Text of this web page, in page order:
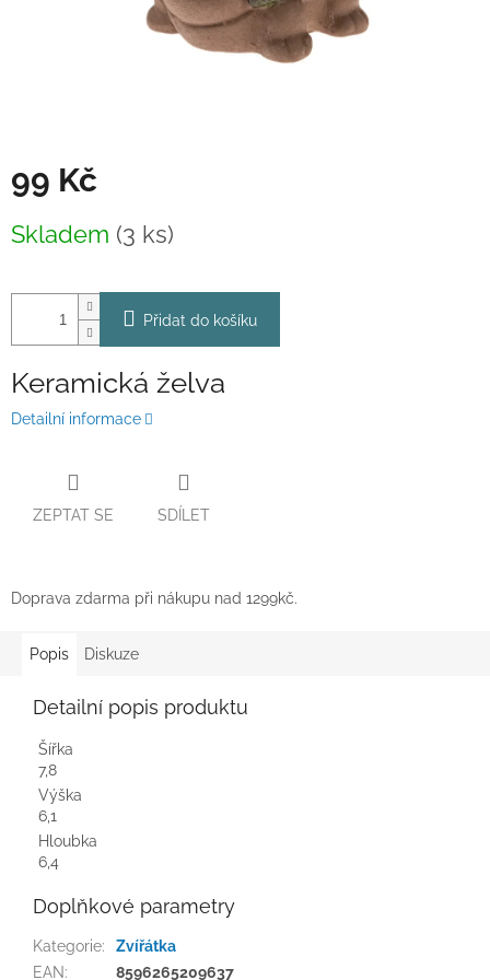
99 Kč
cena:
Skladem (3 ks)
Přidat do košíku
Keramická želva
Detailní informace
ZEPTAT SE SDÍLET
Doprava zdarma při nákupu nad 1299kč.
Popis Diskuze
Detailní popis produktu
Šířka
7,8
Výška
6,1
Hloubka
6,4
Doplňkové parametry
Kategorie:
Zvířátka
EAN: 8596265209637